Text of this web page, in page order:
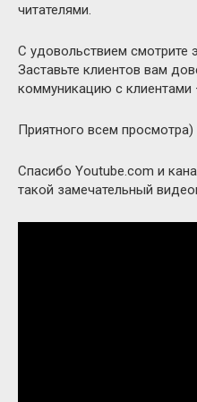
читателями.
С удовольствием смотрите
Заставьте клиентов вам
коммуникацию с клиентами
Приятного всем просмотра)
Спасибо Youtube.com и
такой замечательный